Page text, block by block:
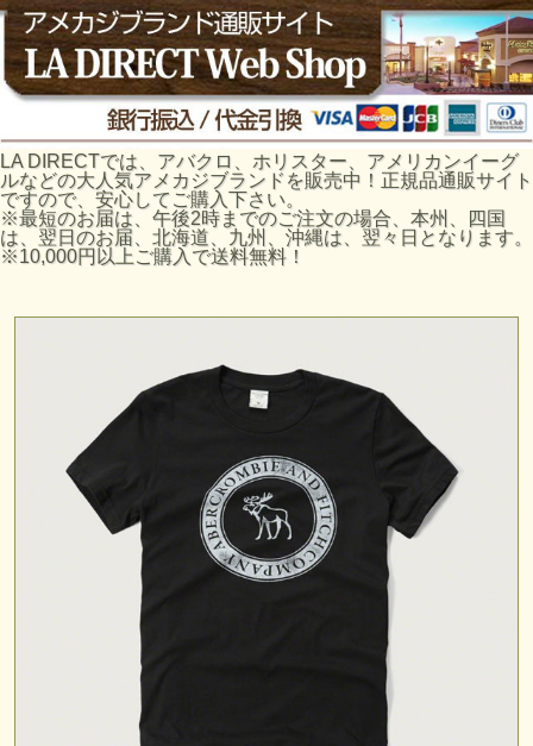
LA DIRECTでは、アバクロ、ホリスター、アメリカンイーグ
ルなどの大人気アメカジブランドを販売中！正規品通販サイト
ですので、安心してご購入下さい。
※最短のお届は、午後2時までのご注文の場合、本州、四国
は、翌日のお届、北海道、九州、沖縄は、翌々日となります。
※10,000円以上ご購入で送料無料！